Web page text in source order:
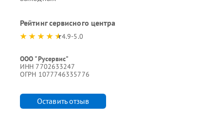
Рейтинг сервисного центра
4.9-5.0
ООО "Русервис"
ИНН 7702633247
ОГРН 1077746335776
Оставить отзыв